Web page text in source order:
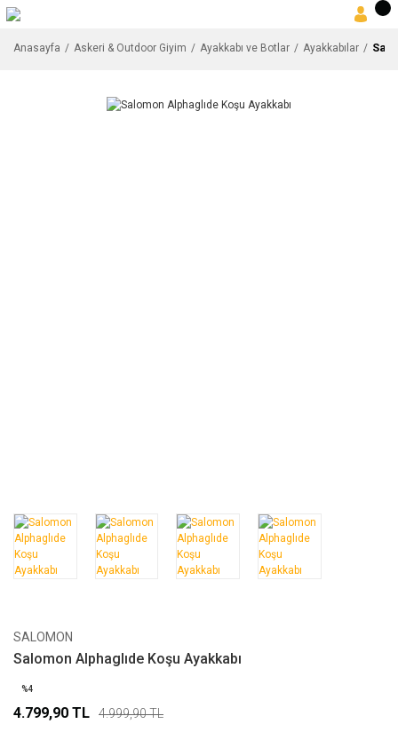
Anasayfa Askeri & Outdoor Giyim Ayakkabı ve Botlar Ayakkabılar
SALOMON
Salomon Alphaglıde Koşu Ayakkabı
%4
4.799,90 TL 4.999,90 TL